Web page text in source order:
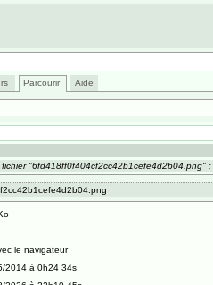
Parcourir Aide
"6fd418ff0f404cf2cc42b1cefe4d2b04.png" :
le navigateur
2014 à 0h24 34s